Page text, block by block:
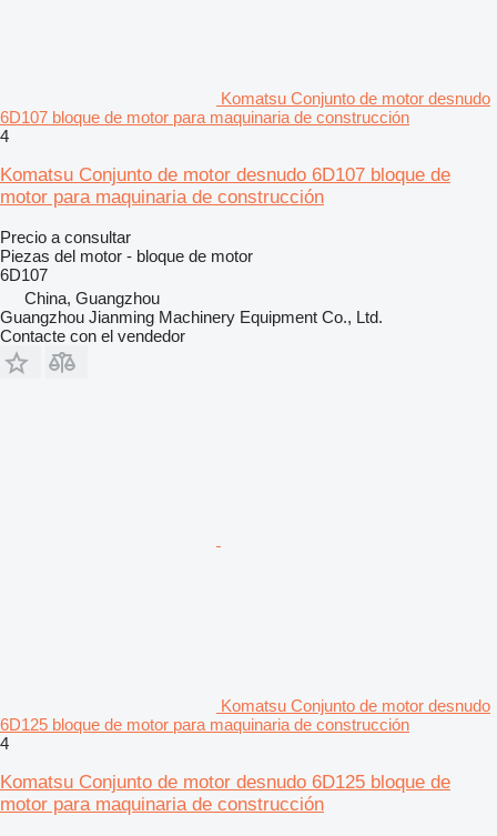
Komatsu Conjunto de motor desnudo
6D107 bloque de motor para maquinaria de construcción
4
Komatsu Conjunto de motor desnudo 6D107 bloque de
motor para maquinaria de construcción
Precio a consultar
Piezas del motor - bloque de motor
6D107
China, Guangzhou
Guangzhou Jianming Machinery Equipment Co., Ltd.
Contacte con el vendedor
Komatsu Conjunto de motor desnudo
6D125 bloque de motor para maquinaria de construcción
4
Komatsu Conjunto de motor desnudo 6D125 bloque de
motor para maquinaria de construcción